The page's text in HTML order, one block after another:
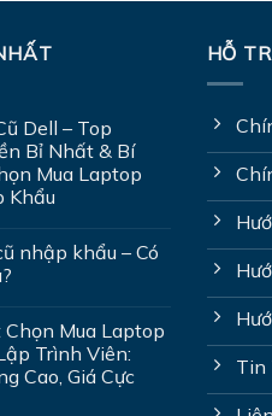
Dell – Top
Bỉ Nhất & Bí
Mua Laptop
Khẩu
nhập khẩu – Có
Chọn Mua Laptop
Trình Viên:
Cao, Giá Cực
HỖ
Tin